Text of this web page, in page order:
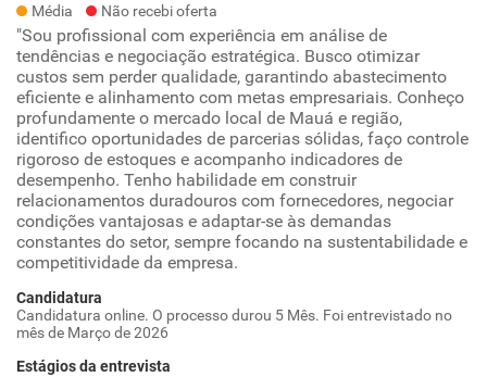
Média Não recebi oferta
"Sou profissional com experiência em análise de
tendências e negociação estratégica. Busco otimizar
custos sem perder qualidade, garantindo abastecimento
eficiente e alinhamento com metas empresariais. Conheço
profundamente o mercado local de Mauá e região,
identifico oportunidades de parcerias sólidas, faço controle
rigoroso de estoques e acompanho indicadores de
desempenho. Tenho habilidade em construir
relacionamentos duradouros com fornecedores, negociar
condições vantajosas e adaptar-se às demandas
constantes do setor, sempre focando na sustentabilidade e
competitividade da empresa.
Candidatura
Candidatura online. O processo durou 5 Mês. Foi entrevistado no
mês de Março de 2026
Estágios da entrevista